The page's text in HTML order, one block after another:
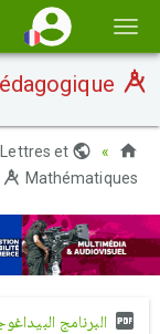
la
Lettres et
Mathématiques
البرنامج